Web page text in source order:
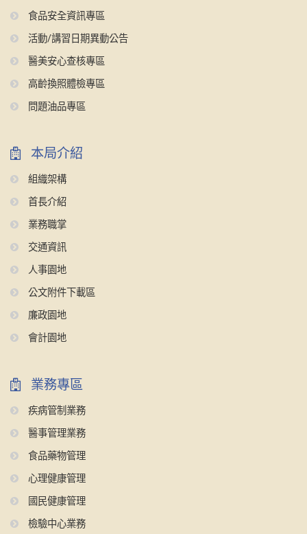
食品安全資訊專區
活動/講習日期異動公告
醫美安心查核專區
高齡換照體檢專區
問題油品專區
本局介紹
組織架構
首長介紹
業務職掌
交通資訊
人事園地
公文附件下載區
廉政園地
會計園地
業務專區
疾病管制業務
醫事管理業務
食品藥物管理
心理健康管理
國民健康管理
檢驗中心業務